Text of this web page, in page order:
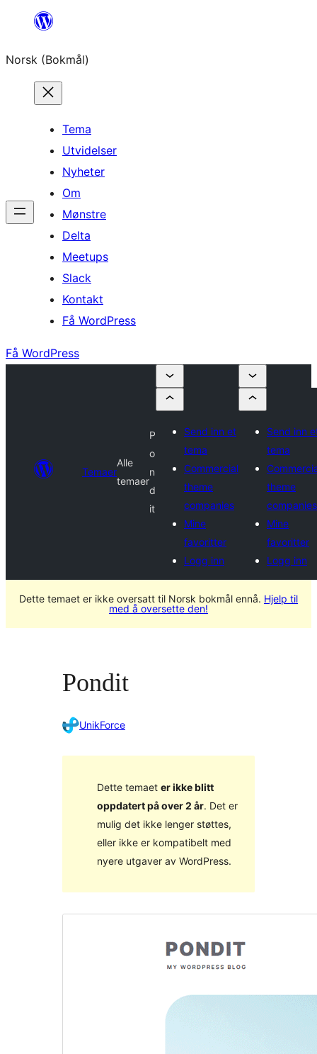
Hopp
innhold
Norsk (Bokmål)
Tema
Utvidelser
Nyheter
Om
Mønstre
Delta
Meetups
Slack
Kontakt
Få WordPress
Få WordPress
Temaer
Alle
temaer
P
o
n
d
it
Send inn et
tema
Commercial
theme
companies
Mine
favoritter
Logg inn
Send inn
tema
theme
companies
Mine
favoritter
Logg inn
Dette temaet er ikke oversatt til Norsk bokmål ennå. Hjelp til
med å oversette den!
Pondit
UnikForce
Dette temaet er ikke blitt
oppdatert på over 2 år. Det er
mulig det ikke lenger støttes,
eller ikke er kompatibelt med
nyere utgaver av WordPress.